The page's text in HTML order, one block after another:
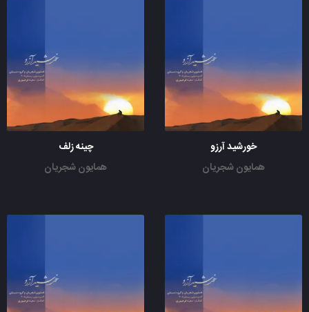
خورشید آرزو
همایون شجریان
چینه زلف
همایون شجریان